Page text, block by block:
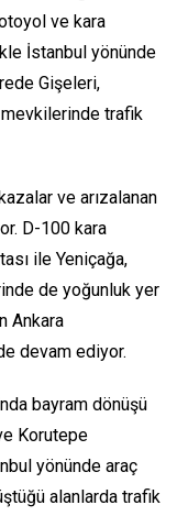
ve kara
İstanbul yönünde
Gişeleri,
mevkilerinde trafik
ve arızalanan
D-100 kara
ile Yeniçağa,
de yoğunluk yer
Ankara
devam ediyor.
bayram dönüşü
Korutepe
yönünde araç
alanlarda trafik